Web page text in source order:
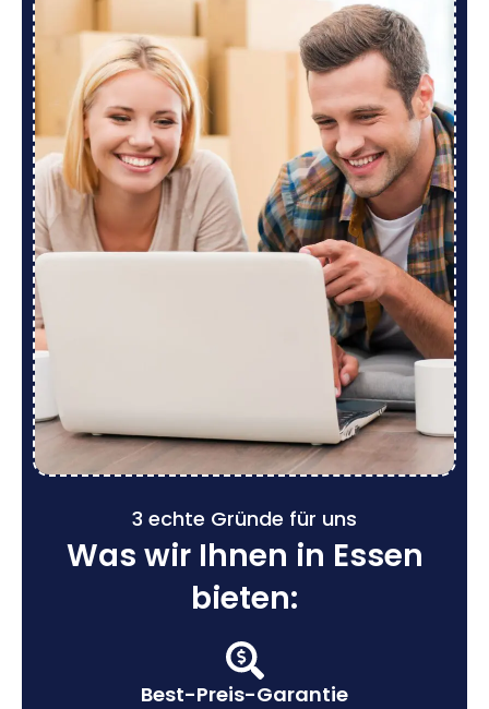
3 echte Gründe für uns
Was wir Ihnen in Essen
bieten:
Best-Preis-Garantie